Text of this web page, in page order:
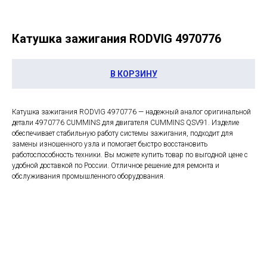
Катушка зажигания RODVIG 4970776
В КОРЗИНУ
Катушка зажигания RODVIG 4970776 — надежный аналог оригинальной
детали 4970776 CUMMINS для двигателя CUMMINS QSV91. Изделие
обеспечивает стабильную работу системы зажигания, подходит для
замены изношенного узла и помогает быстро восстановить
работоспособность техники. Вы можете купить товар по выгодной цене с
удобной доставкой по России. Отличное решение для ремонта и
обслуживания промышленного оборудования.